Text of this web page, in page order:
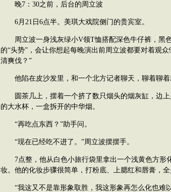
晚7：30之前，后台的周立波
6月21日6点半。美琪大戏院侧门的贵宾室。
周立波一身浅灰绿小V领T恤搭配深色牛仔裤，黑
的“头势”，会让你想起每晚演出前周立波都要对着观
清爽伐？”
他陷在皮沙发里，和一个北方记者聊天，聊着聊着
圆茶几上，摆着一个挤了数只烟头的烟灰缸，边上
的大水杯，一盒拆开的中华烟。
“再吃点东西？”助手问。
“现在已经吃不进了。”周立波摆摆手。
7点整，他从白色小旅行袋里拿出一个浅黄色方形
妆。他的化妆步骤很简单，打粉底、上腮红和唇膏，全
“我这又不是靠形象取胜，我这形象再怎么化也难